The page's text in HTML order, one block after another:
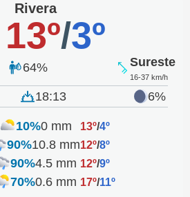
Rivera
13º/3º
64% Sureste
16-37 km/h
18:13 6%
10%0 mm 13º/4º
90%10.8 mm12º/8º
90%4.5 mm 12º/9º
70%0.6 mm 17º/11º